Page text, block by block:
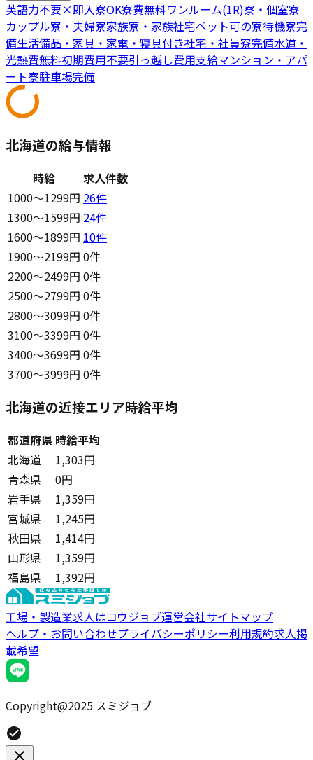
英語力不要×即入寮OK寮費無料ワンルーム(1R)寮・個室寮
カップル寮・夫婦寮家族寮・家族社宅ペット可の寮待機寮完
備生活備品・家具・家電・寝具付き社宅・社員寮完備水道・
光熱費無料初期費用不要引っ越し費用支給マンション・アパ
ート寮駐車場完備
北海道の給与情報
時給
求人件数
1000〜1299円 26件
1300〜1599円 24件
1600〜1899円 10件
1900〜2199円 0件
2200〜2499円 0件
2500〜2799円 0件
2800〜3099円 0件
3100〜3399円 0件
3400〜3699円 0件
3700〜3999円 0件
北海道の近接エリア時給平均
都道府県 時給平均
北海道
1,303円
青森県
0円
岩手県
1,359円
宮城県
1,245円
秋田県
1,414円
山形県
1,359円
福島県
1,392円
工場・製造業求人はコウジョブ運営会社サイトマップ
ヘルプ・お問い合わせプライバシーポリシー利用規約求人掲
載希望
Copyright@2025 スミジョブ